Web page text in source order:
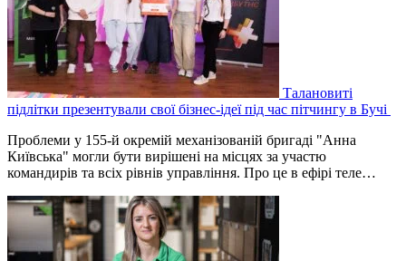
Талановиті
підлітки презентували свої бізнес-ідеї під час пітчингу в Бучі
Проблеми у 155-й окремій механізованій бригаді "Анна
Київська" могли бути вирішені на місцях за участю
командирів та всіх рівнів управління. Про це в ефірі теле…